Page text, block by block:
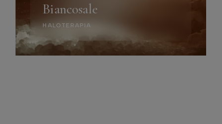
Biancosale
HALOTERAPIA